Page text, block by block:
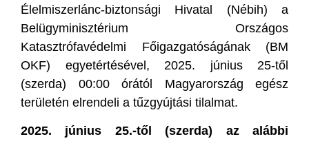
Élelmiszerlánc-biztonsági Hivatal (Nébih) a
Belügyminisztérium Országos
Katasztrófavédelmi Főigazgatóságának (BM
OKF) egyetértésével,
2025. június 25-től
(szerda) 00:00 órától Magyarország egész
területén elrendeli a tűzgyújtási tilalmat.
2025. június 25.-től (szerda) az alábbi